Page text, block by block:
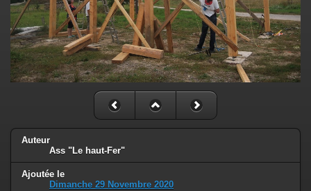
Auteur
Ass "Le haut-Fer"
Ajoutée le
Dimanche 29 Novembre 2020